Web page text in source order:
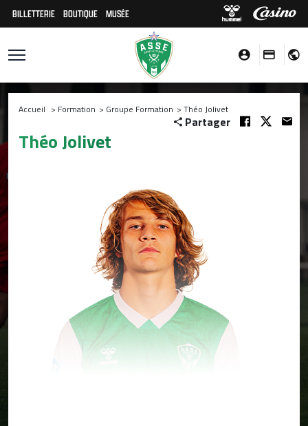
BILLETTERIE BOUTIQUE MUSÉE
Accueil > Formation > Groupe Formation > Théo Jolivet
Partager
Théo Jolivet